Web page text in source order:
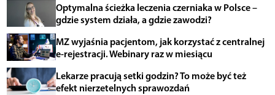
Optymalna ścieżka leczenia czerniaka w Polsce –
gdzie system działa, a gdzie zawodzi?
MZ wyjaśnia pacjentom, jak korzystać z centralnej
e-rejestracji. Webinary raz w miesiącu
Lekarze pracują setki godzin? To może być też
efekt nierzetelnych sprawozdań